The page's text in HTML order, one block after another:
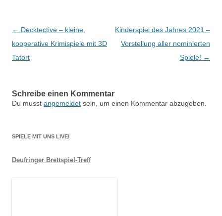
Beitragsnavigation
← Decktective – kleine,
kooperative Krimispiele mit 3D
Tatort
Kinderspiel des Jahres 2021 –
Vorstellung aller nominierten
Spiele! →
Schreibe einen Kommentar
Du musst angemeldet sein, um einen Kommentar abzugeben.
SPIELE MIT UNS LIVE!
Deufringer Brettspiel-Treff